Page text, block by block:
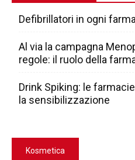
Defibrillatori in ogni
Al via la campagna
regole: il ruolo della
Drink Spiking: le
la sensibilizzazione
Kosmetica